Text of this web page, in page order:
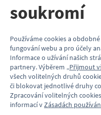
20 Kč
Samolepka tramvaj
ČKD Tatra T3 Pozor
„Uhni, jedu!“
soukromí
Používáme cookies a
fungování webu a pro účely
Informace o užívání našich
partnery. Výběrem „Přijmout
všech volitelných druhů
či blokovat jednotlivé druhy
Zpracování volitelných
informací v Zásadách